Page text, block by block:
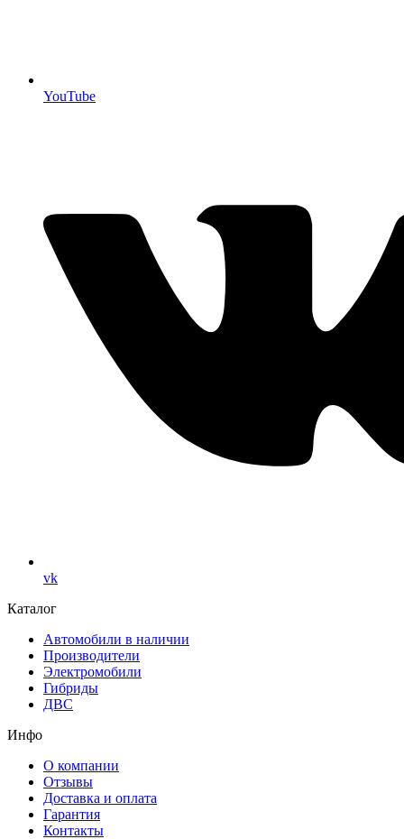
YouTube
vk
Каталог
Автомобили в наличии
Производители
Электромобили
Гибриды
ДВС
Инфо
О компании
Отзывы
Доставка и оплата
Гарантия
Контакты